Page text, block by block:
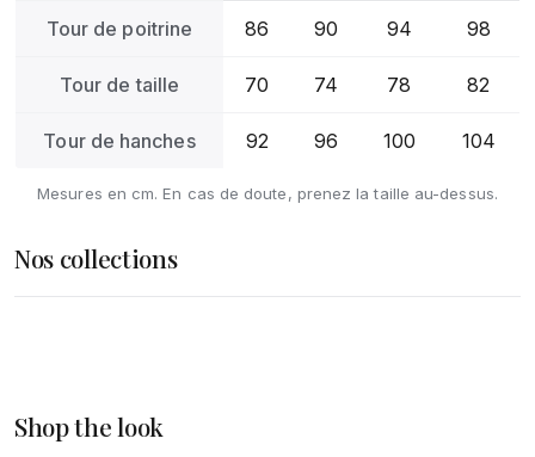
Tour de poitrine 86 90 94 98
Tour de taille 70 74 78 82
Tour de hanches 92 96 100 104
Mesures en cm. En cas de doute, prenez la taille au-dessus.
Nos collections
DÉCOUVRIR
Accessoires
DÉCOUVRIR
Shop the look